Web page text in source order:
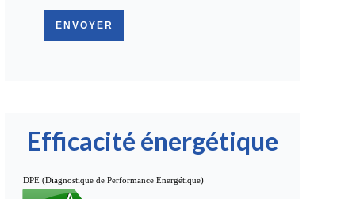
ENVOYER
Efficacité énergétique
DPE (Diagnostique de Performance Energétique)